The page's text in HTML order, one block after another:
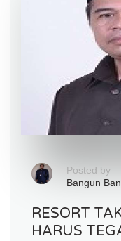
Posted by
Bangun
RESORT
HARUS